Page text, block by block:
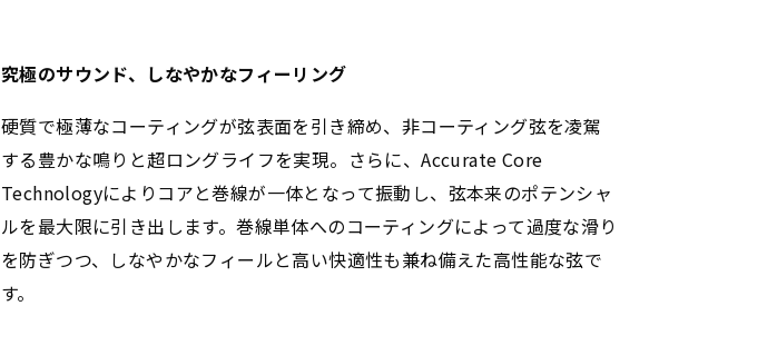
究極のサウンド、しなやかなフィーリング
硬質で極薄なコーティングが弦表面を引き締め、非コーティング弦を凌駕
する豊かな鳴りと超ロングライフを実現。さらに、Accurate Core
Technologyによりコアと巻線が一体となって振動し、弦本来のポテンシャ
ルを最大限に引き出します。巻線単体へのコーティングによって過度な滑り
を防ぎつつ、しなやかなフィールと高い快適性も兼ね備えた高性能な弦で
す。